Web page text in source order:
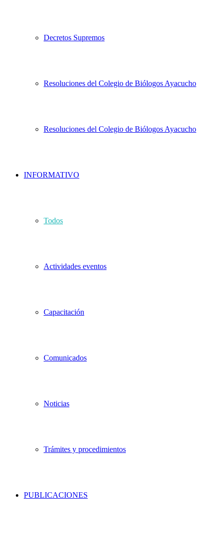
Decretos Supremos
Resoluciones del Colegio de Biólogos Ayacucho
Resoluciones del Colegio de Biólogos Ayacucho
INFORMATIVO
Todos
Actividades eventos
Capacitación
Comunicados
Noticias
Trámites y procedimientos
PUBLICACIONES